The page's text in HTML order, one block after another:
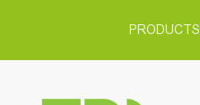
PRODUCTS